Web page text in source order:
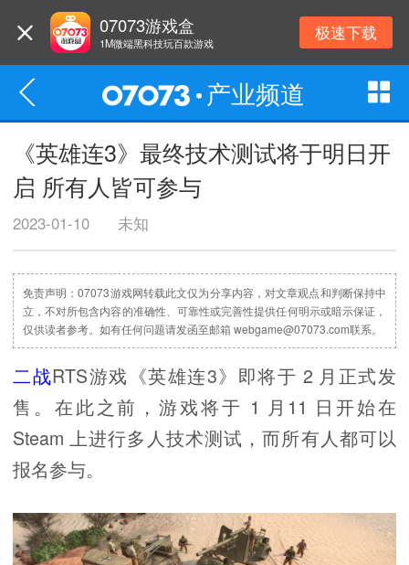
07073游戏盒
1M微端黑科技玩百款游戏 极速下载
产业频道
《英雄连3》最终技术测试将于明日开
启 所有人皆可参与
2023-01-10 未知
免责声明：07073游戏网转载此文仅为分享内容，对文章观点和判断保持中
立，不对所包含内容的准确性、可靠性或完善性提供任何明示或暗示保证，
仅供读者参考。如有任何问题请发函至邮箱 webgame@07073.com联系。
二战RTS游戏《英雄连3》即将于 2 月正式发
售。在此之前，游戏将于 1 月11 日开始在
Steam 上进行多人技术测试，而所有人都可以
报名参与。